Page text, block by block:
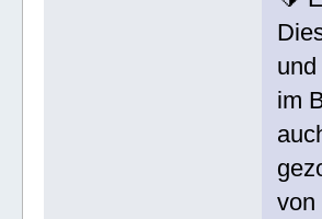
im